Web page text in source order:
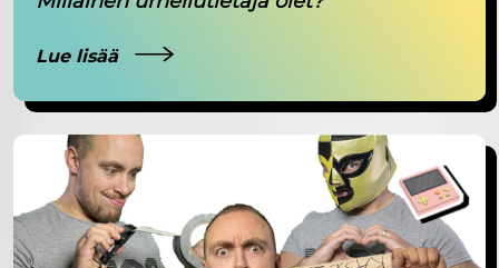
Lue lisää